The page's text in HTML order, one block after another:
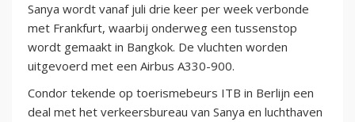
Sanya wordt vanaf juli drie keer per week verbonde
met Frankfurt, waarbij onderweg een tussenstop
wordt gemaakt in Bangkok. De vluchten worden
uitgevoerd met een Airbus A330-900.
Condor tekende op toerismebeurs ITB in Berlijn een
deal met het verkeersbureau van Sanya en luchthaven